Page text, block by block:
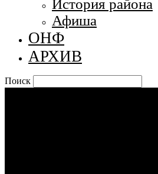
История района
Афиша
ОНФ
АРХИВ
Поиск